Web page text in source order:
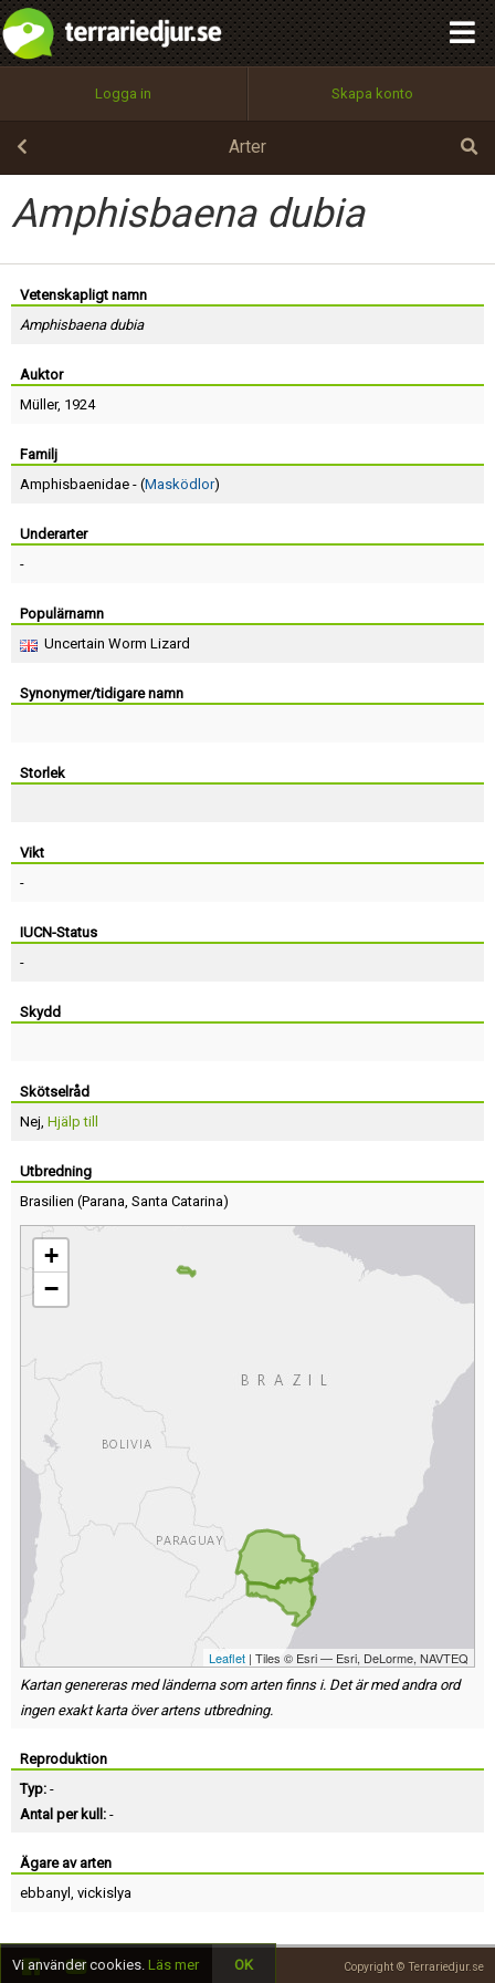
Logga in Skapa konto
Arter
Amphisbaena dubia
Vetenskapligt namn
Amphisbaena dubia
Auktor
Müller, 1924
Familj
Amphisbaenidae - (Masködlor)
Underarter
-
Populärnamn
Uncertain Worm Lizard
Synonymer/tidigare namn
Storlek
Vikt
-
IUCN-Status
-
Skydd
Skötselråd
Nej, Hjälp till
Utbredning
Brasilien (Parana, Santa Catarina)
+
−
Leaflet | Tiles © Esri — Esri, DeLorme, NAVTEQ
Kartan genereras med länderna som arten finns i. Det är med andra ord
ingen exakt karta över artens utbredning.
Reproduktion
Typ: -
Antal per kull: -
Ägare av arten
ebbanyl , vickislya
Copyright © Terrariedjur.se
Utför
100%
OK
integritetspolicy
Namn:
Epost:
Användarnamn:
Lösenord:
Terms of Service
Skapa konto
Begär nytt lösenord
Tillbaka till förstasidan
Vi använder cookies. Läs mer OK